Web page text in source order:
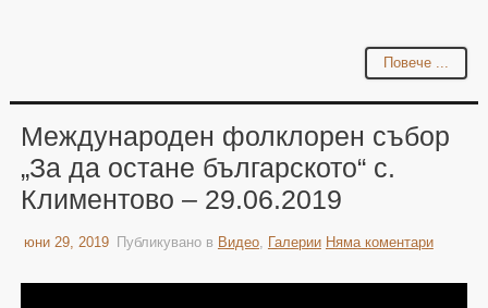
Повече ...
Международен фолклорен събор
„За да остане българското“ с.
Климентово – 29.06.2019
юни 29, 2019 Публикувано в Видео, Галерии Няма коментари